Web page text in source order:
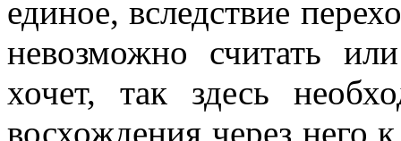
единое, вследствие
невозможно считать
хочет, так здесь
восхождения через него